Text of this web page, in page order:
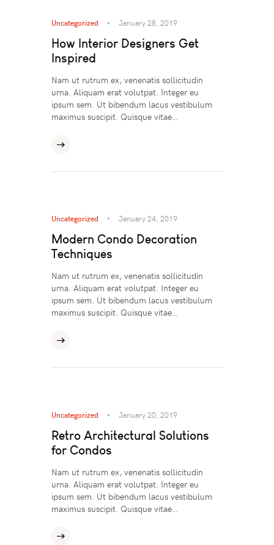
Uncategorized January 28, 2019
How Interior Designers Get
Inspired
Nam ut rutrum ex, venenatis sollicitudin
urna. Aliquam erat volutpat. Integer eu
ipsum sem. Ut bibendum lacus vestibulum
maximus suscipit. Quisque vitae…
Uncategorized January 24, 2019
Modern Condo Decoration
Techniques
Nam ut rutrum ex, venenatis sollicitudin
urna. Aliquam erat volutpat. Integer eu
ipsum sem. Ut bibendum lacus vestibulum
maximus suscipit. Quisque vitae…
Uncategorized January 20, 2019
Retro Architectural Solutions
for Condos
Nam ut rutrum ex, venenatis sollicitudin
urna. Aliquam erat volutpat. Integer eu
ipsum sem. Ut bibendum lacus vestibulum
maximus suscipit. Quisque vitae…